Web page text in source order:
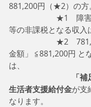
881,200円（★2）の方。
★1　障害年金
等の非課税となる収入
★2　781,200
金額」 ≦881,200円 と
は、
「
生活者支援給付金が支
なります。